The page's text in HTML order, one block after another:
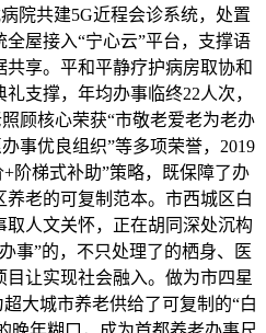
院共建5G近程会诊系统，处置
屋接入“宁心云”平台，支撑语
享。平和平静疗护病房取协和
支撑，年均办事临终22人次，
顾核心荣获“市敬老爱老为老办
事优良组织”等多项荣誉，2019
阶梯式补助”策略，既保障了办
老的可复制范本。市西城区白
人文关怀，正在胡同深处沉构
事”的，不只处理了的栖身、医
让实现社会融入。做为市四星
大城市养老供给了可复制的“白